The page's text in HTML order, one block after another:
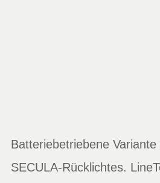
Batteriebetriebene
SECULA-Rücklichtes.